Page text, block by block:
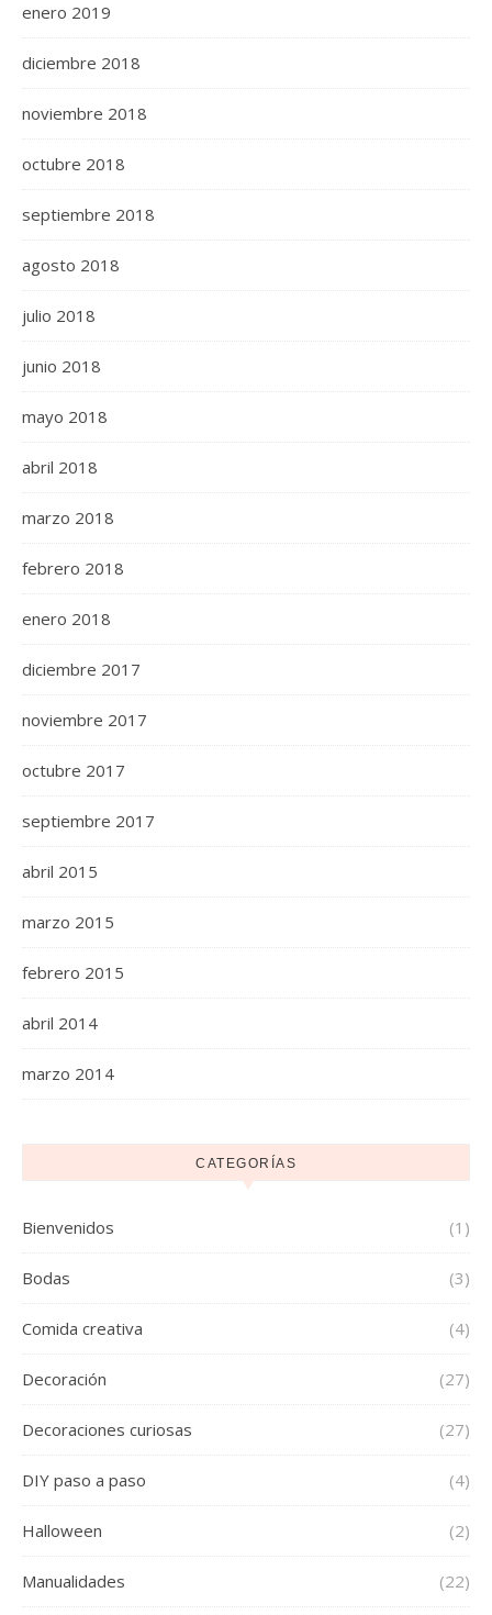
enero 2019
diciembre 2018
noviembre 2018
octubre 2018
septiembre 2018
agosto 2018
julio 2018
junio 2018
mayo 2018
abril 2018
marzo 2018
febrero 2018
enero 2018
diciembre 2017
noviembre 2017
octubre 2017
septiembre 2017
abril 2015
marzo 2015
febrero 2015
abril 2014
marzo 2014
CATEGORÍAS
Bienvenidos (1)
Bodas (3)
Comida creativa (4)
Decoración (27)
Decoraciones curiosas (27)
DIY paso a paso (4)
Halloween (2)
Manualidades (22)